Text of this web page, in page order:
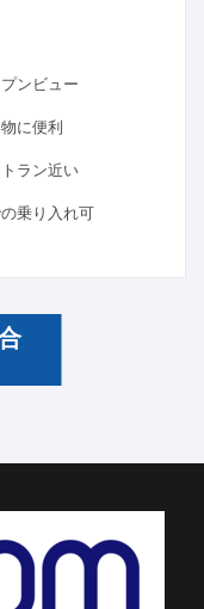
ンビュー
に便利
ラン近い
乗り入れ可